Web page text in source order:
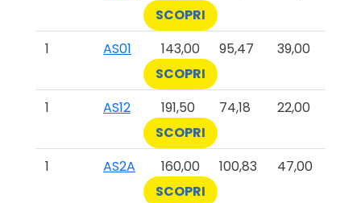
SCOPRI
1
AS01 143,00 95,47
39,00
SCOPRI
1
AS12 191,50 74,18
22,00
SCOPRI
1
AS2A 160,00 100,83
47,00
SCOPRI